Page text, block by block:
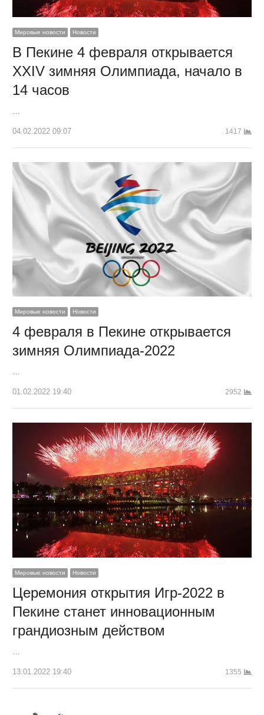
Мировые новости Новости
В Пекине 4 февраля открывается
XXIV зимняя Олимпиада, начало в
14 часов
…
04.02.2022 09:07 1417
Мировые новости Новости
4 февраля в Пекине открывается
зимняя Олимпиада-2022
…
01.02.2022 19:40 2952
Мировые новости Новости
Церемония открытия Игр-2022 в
Пекине станет инновационным
грандиозным действом
13.01.2022 19:40 1355